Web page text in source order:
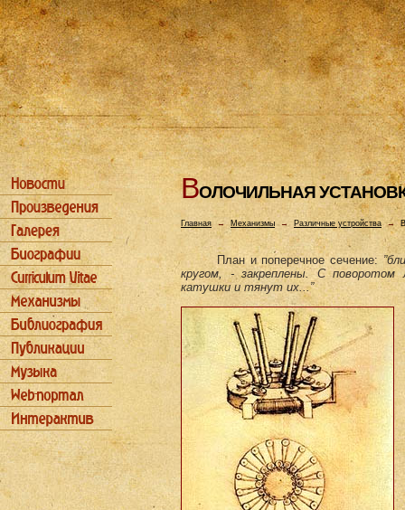
ВОЛОЧИЛЬHАЯ
Главная→ Механизмы → Различные устройства →
План и поперечное сечение:
кругом, - закреплены. С поворотом
катушки и тянут их...”